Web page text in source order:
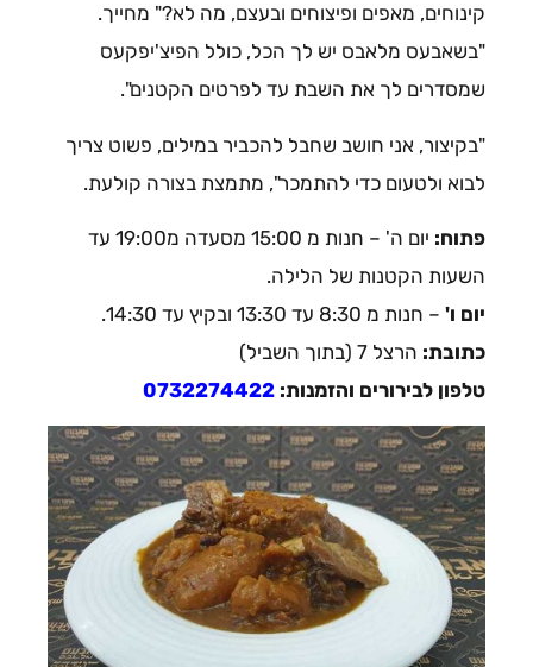
קינוחים, מאפים ופיצוחים ובעצם, מה לא?" מחייך.
"בשאבעס מלאבס יש לך הכל, כולל הפיצ'יפקעס
שמסדרים לך את השבת עד לפרטים הקטנים".
"בקיצור, אני חושב שחבל להכביר במילים, פשוט צריך
לבוא ולטעום כדי להתמכר", מתמצת בצורה קולעת.
פתוח:
יום ה' – חנות מ 15:00 מסעדה מ19:00 עד
השעות הקטנות של הלילה.
יום ו' – חנות מ 8:30 עד 13:30 ובקיץ עד 14:30.
כתובת: הרצל 7 (בתוך השביל)
טלפון לבירורים והזמנות: 0732274422